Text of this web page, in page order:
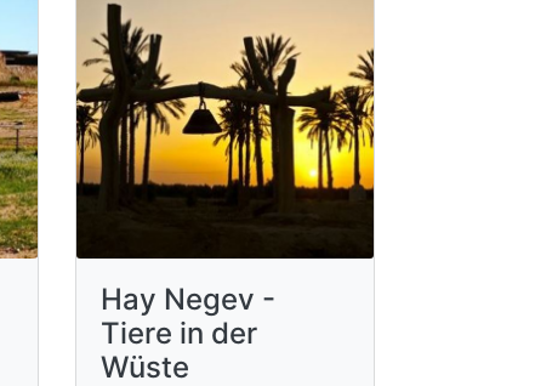
Hay Negev -
Tiere in der
Wüste